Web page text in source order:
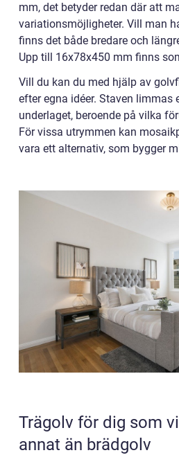
mm, det betyder redan där att
variationsmöjligheter. Vill man
finns det både bredare och
Upp till 16x78x450 mm finns
Vill du kan du med hjälp av
efter egna idéer. Staven limmas
underlaget, beroende på vilka
För vissa utrymmen kan
vara ett alternativ, som bygger
Trägolv för dig som
annat än brädgolv